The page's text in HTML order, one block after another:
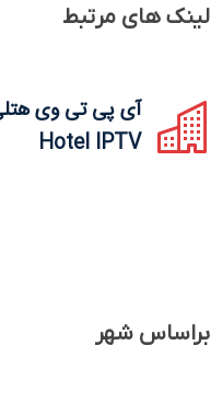
لینک های مرتبط
آی پی تی وی
Hotel IPTV
براساس شهر